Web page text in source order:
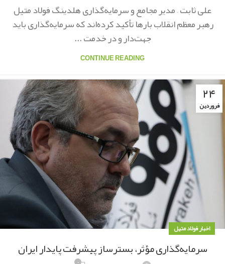
علی ثابت – مدیر مجامع و سرمایه‌گذاری هلدینگ فولاد متیل
رهبر معظم انقلاب بارها تأکید کرده‌اند که سرمایه‌گذاری باید
جهت‌دار و در خدمت ...
CONTINUE READING
۲۴
فروردین
اخبار فولاد متیل
سرمایه‌گذاری مؤثر، بسترساز پیشرفت پایدار ایران
۰